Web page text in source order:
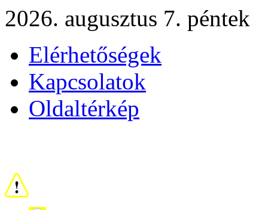
2026. augusztus 7. péntek
Elérhetőségek
Kapcsolatok
Oldaltérkép